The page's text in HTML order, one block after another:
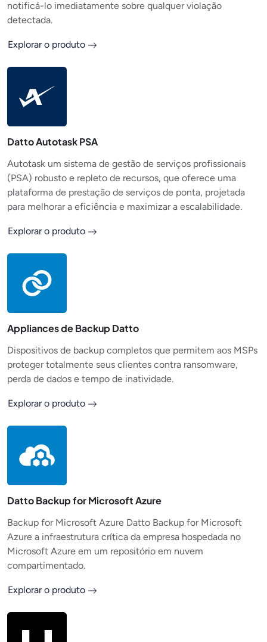
notificá-lo imediatamente sobre qualquer violação
detectada.
Explorar o produto
Datto Autotask PSA
Autotask um sistema de gestão de serviços profissionais
(PSA) robusto e repleto de recursos, que oferece uma
plataforma de prestação de serviços de ponta, projetada
para melhorar a eficiência e maximizar a escalabilidade.
Explorar o produto
Appliances de Backup Datto
Dispositivos de backup completos que permitem aos MSPs
proteger totalmente seus clientes contra ransomware,
perda de dados e tempo de inatividade.
Explorar o produto
Datto Backup for Microsoft Azure
Backup for Microsoft Azure Datto Backup for Microsoft
Azure a infraestrutura crítica da empresa hospedada no
Microsoft Azure em um repositório em nuvem
compartimentado.
Explorar o produto